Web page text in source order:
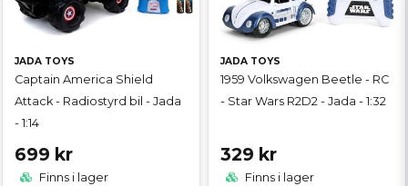
JADA TOYS
Captain America Shield
Attack - Radiostyrd bil - Jada
- 1:14
699 kr
Finns i lager
JADA TOYS
1959 Volkswagen Beetle - RC
- Star Wars R2D2 - Jada - 1:32
329 kr
Finns i lager